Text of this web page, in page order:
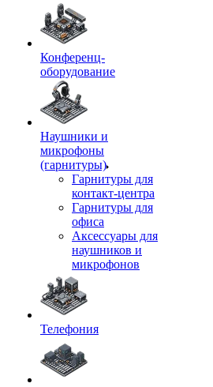
Конференц-
оборудование
Наушники и
микрофоны
(гарнитуры)
Гарнитуры для
контакт-центра
Гарнитуры для
офиса
Аксессуары для
наушников и
микрофонов
Телефония